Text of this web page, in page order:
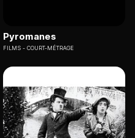
Pyromanes
FILMS COURT-MÉTRAGE